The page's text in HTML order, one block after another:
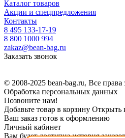
Каталог товаров
Акции и спецпредложения
Контакты
8 495 133-17-19
8 800 1000 994
zakaz@bean-bag.ru
Заказать звонок
© 2008-2025 bean-bag.ru, Все
Обработка персональных данных
Позвоните нам!
Добавьте товар в корзину Открыть
Ваш заказ готов к оформлению
Личный кабинет
Вам будет доступна история